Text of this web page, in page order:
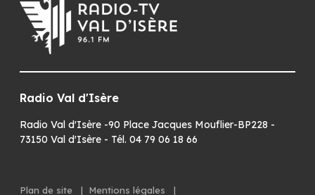
Radio Val d'Isère
Radio Val d'Isère -90 Place Jacques Mouflier-BP228 -
73150 Val d'Isère - Tél. 04 79 06 18 66
Plan de site | Mentions légales |